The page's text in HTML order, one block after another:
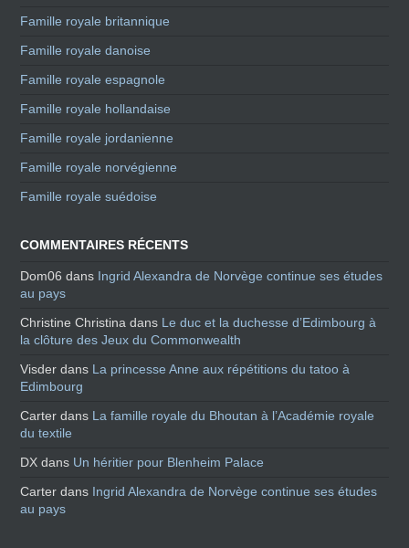
Famille royale britannique
Famille royale danoise
Famille royale espagnole
Famille royale hollandaise
Famille royale jordanienne
Famille royale norvégienne
Famille royale suédoise
COMMENTAIRES RÉCENTS
Dom06 dans Ingrid Alexandra de Norvège continue ses études
au pays
Christine Christina dans Le duc et la duchesse d’Edimbourg à
la clôture des Jeux du Commonwealth
Visder dans La princesse Anne aux répétitions du tatoo à
Edimbourg
Carter dans La famille royale du Bhoutan à l’Académie royale
du textile
DX dans Un héritier pour Blenheim Palace
Carter dans Ingrid Alexandra de Norvège continue ses études
au pays